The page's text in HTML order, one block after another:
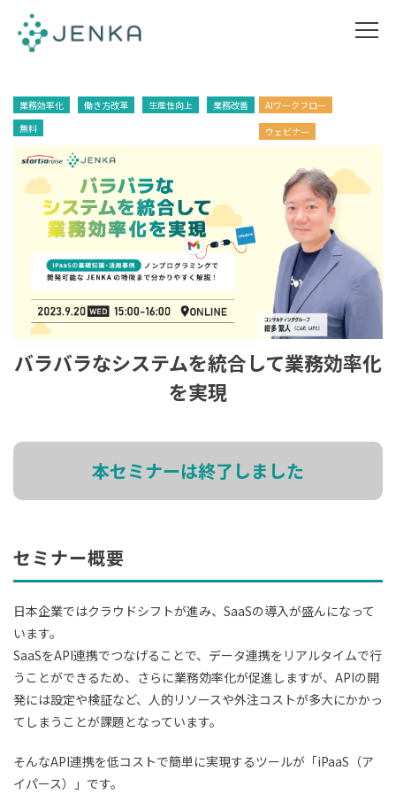
業務効率化 働き方改革 生産性向上
業務改善
無料
AIワークフロー
ウェビナー
バラバラなシステムを統合して業務効率化
を実現
本セミナーは終了しました
セミナー概要
日本企業ではクラウドシフトが進み、SaaSの導入が盛んになって
います。
SaaSをAPI連携でつなげることで、データ連携をリアルタイムで行
うことができるため、さらに業務効率化が促進しますが、APIの開
発には設定や検証など、人的リソースや外注コストが多大にかかっ
てしまうことが課題となっています。
そんなAPI連携を低コストで簡単に実現するツールが「iPaaS（ア
イパース）」です。